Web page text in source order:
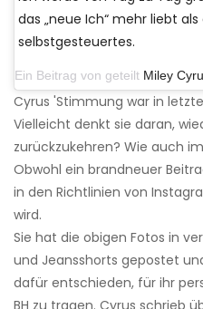
das „neue Ich“ mehr liebt
selbstgesteuertes.
Ein Beitrag von geteilt Miley
Cyrus 'Stimmung war in
Vielleicht denkt sie daran,
zurückzukehren? Wie auch
Obwohl ein brandneuer
in den Richtlinien von
wird.
Sie hat die obigen Fotos in
und Jeansshorts gepostet
dafür entschieden, für ihr
BH zu tragen. Cyrus schrieb